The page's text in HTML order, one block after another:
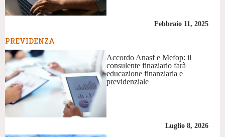
Febbraio 11, 2025
PREVIDENZA
Accordo Anasf e Mefop: il
consulente finaziario farà
educazione finanziaria e
previdenziale
Luglio 8, 2026